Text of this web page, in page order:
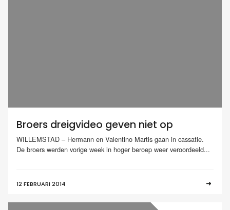
Broers dreigvideo geven niet op
WILLEMSTAD – Hermann en Valentino Martis gaan in cassatie.
De broers werden vorige week in hoger beroep weer veroordeeld...
12 FEBRUARI 2014